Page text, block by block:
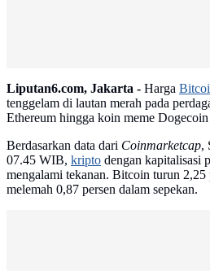
Liputan6.com, Jakarta - Harga
tenggelam di lautan merah pada
Ethereum hingga koin meme Dogecoin
Berdasarkan data dari Coinmarketcap,
07.45 WIB, kripto dengan kapitalisasi
mengalami tekanan. Bitcoin turun 2,25
melemah 0,87 persen dalam sepekan.